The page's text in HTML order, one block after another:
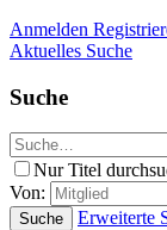
Anmelden
Aktuelles Suche
Suche
Nur Titel
Von:
Suche Erweiterte